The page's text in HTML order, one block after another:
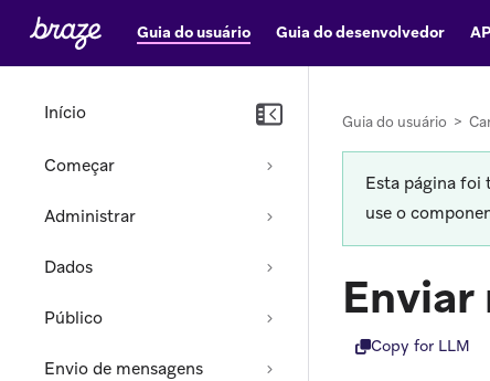
Guia do usuário Guia do desenvolvedor
Início
Começar
Administrar
Dados
Público
Envio de mensagens
Guia do usuário >
Esta página foi
use o
Enviar
Copy for LLM